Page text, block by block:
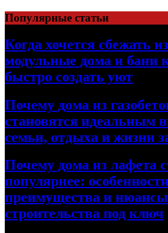
Перейти
к
содержимому
Популярные статьи
Когда хочется сбежать
модульные дома и бани
быстро создать уют
Почему дома из
становятся идеальным
семьи, отдыха и жизни
Почему дома из лафета
популярнее:
преимущества и нюансы
строительства под ключ